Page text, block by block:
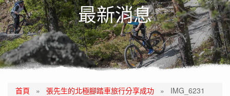
最新消息
首頁 » 張先生的北極腳踏車旅行分享成功 » IMG_6231